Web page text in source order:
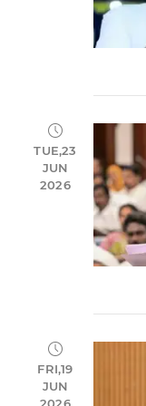
TUE,23
JUN
2026
FRI,19
JUN